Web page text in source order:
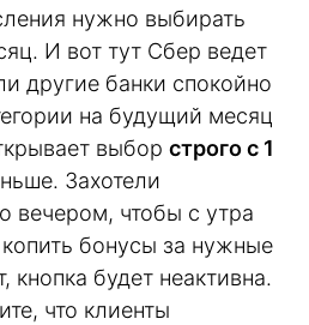
нужно выбирать
И вот тут Сбер ведет
другие банки спокойно
на будущий месяц
выбор строго с 1
Захотели
вечером, чтобы с утра
бонусы за нужные
кнопка будет неактивна.
что клиенты